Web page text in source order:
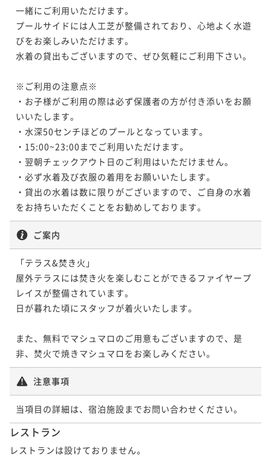
一緒にご利用いただけます。
プールサイドには人工芝が整備されており、心地よく水遊
びをお楽しみいただけます。
水着の貸出もございますので、ぜひ気軽にご利用下さい。
※ご利用の注意点※
・お子様がご利用の際は必ず保護者の方が付き添いをお願
いいたします。
・水深50センチほどのプールとなっています。
・15:00~23:00までご利用いただけます。
・翌朝チェックアウト日のご利用はいただけません。
・必ず水着及び衣服の着用をお願いいたします。
・貸出の水着は数に限りがございますので、ご自身の水着
をお持ちいただくことをお勧めしております。
ご案内
「テラス&焚き火」
屋外テラスには焚き火を楽しむことができるファイヤープ
レイスが整備されています。
日が暮れた頃にスタッフが着火いたします。
また、無料でマシュマロのご用意もございますので、是
非、焚火で焼きマシュマロをお楽しみください。
注意事項
当項目の詳細は、宿泊施設までお問い合わせください。
レストラン
レストランは設けておりません。